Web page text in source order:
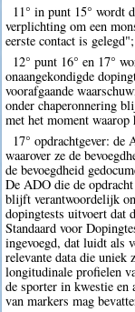
11° in punt 15° wordt
verplichting om een
eerste contact is gelegd";
12° punt 16° en 17°
onaangekondigde
voorafgaande
onder chaperonnering
met het moment
17° opdrachtgever: de
waarover ze de
de bevoegdheid
De ADO die de
blijft verantwoordelijk
dopingtests uitvoert dat
Standaard voor
ingevoegd, dat luidt als
relevante data die uniek
longitudinale profielen
de sporter in kwestie en
van markers mag